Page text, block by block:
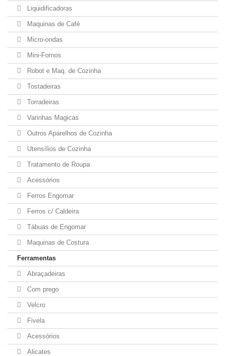
Liquidificadoras
Maquinas de Café
Micro-ondas
Mini-Fornos
Robot e Maq. de Cozinha
Tostadeiras
Torradeiras
Varinhas Magicas
Outros Aparelhos de Cozinha
Utensílios de Cozinha
Tratamento de Roupa
Acessórios
Ferros Engomar
Ferros c/ Caldeira
Tábuas de Engomar
Maquinas de Costura
Ferramentas
Abraçadeiras
Com prego
Velcro
Fivela
Acessórios
Alicates